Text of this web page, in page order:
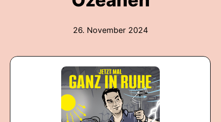
26. November 2024